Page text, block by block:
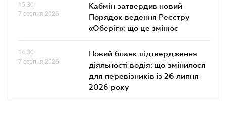
15.30
7 серпня 2026
Кабмін затвердив новий
Порядок ведення Реєстру
«Оберіг»: що це змінює
14.30
7 серпня 2026
Новий бланк підтвердження
діяльності водія: що змінилося
для перевізників із 26 липня
2026 року